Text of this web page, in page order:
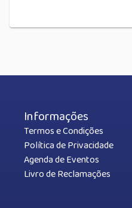
Informações
Termos e Condições
Política de Privacidade
Agenda de Eventos
Livro de Reclamações